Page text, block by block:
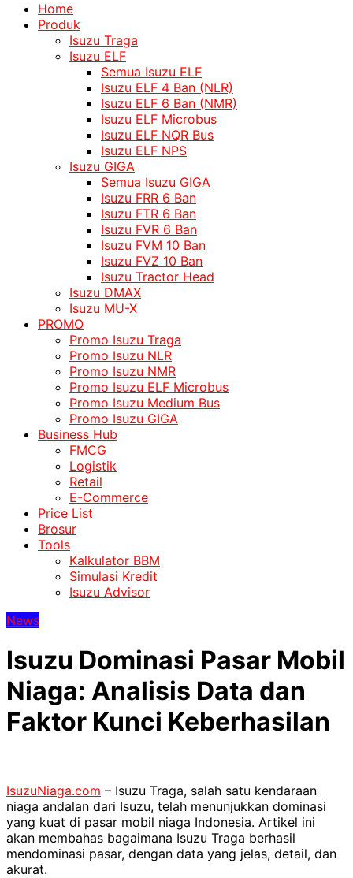
Home
Produk
Isuzu Traga
Isuzu ELF
Semua Isuzu ELF
Isuzu ELF 4 Ban (NLR)
Isuzu ELF 6 Ban (NMR)
Isuzu ELF Microbus
Isuzu ELF NQR Bus
Isuzu ELF NPS
Isuzu GIGA
Semua Isuzu GIGA
Isuzu FRR 6 Ban
Isuzu FTR 6 Ban
Isuzu FVR 6 Ban
Isuzu FVM 10 Ban
Isuzu FVZ 10 Ban
Isuzu Tractor Head
Isuzu DMAX
Isuzu MU-X
PROMO
Promo Isuzu Traga
Promo Isuzu NLR
Promo Isuzu NMR
Promo Isuzu ELF Microbus
Promo Isuzu Medium Bus
Promo Isuzu GIGA
Business Hub
FMCG
Logistik
Retail
E-Commerce
Price List
Brosur
Tools
Kalkulator BBM
Simulasi Kredit
Isuzu Advisor
News
Isuzu Dominasi Pasar Mobil
Niaga: Analisis Data dan
Faktor Kunci Keberhasilan
IsuzuNiaga.com – Isuzu Traga, salah satu kendaraan
niaga andalan dari Isuzu, telah menunjukkan dominasi
yang kuat di pasar mobil niaga Indonesia. Artikel ini
akan membahas bagaimana Isuzu Traga berhasil
mendominasi pasar, dengan data yang jelas, detail, dan
akurat.